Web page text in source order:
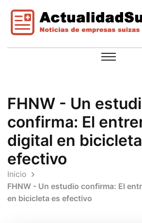
FHNW - Un
confirma: El
digital en
efectivo
Inicio
FHNW - Un estudio confirma: El
en bicicleta es efectivo